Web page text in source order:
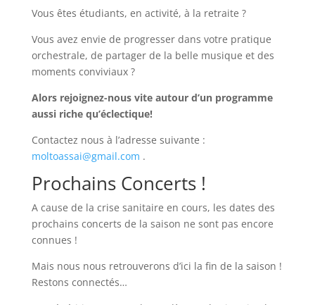
Vous êtes étudiants, en activité, à la retraite ?
Vous avez envie de progresser dans votre pratique
orchestrale, de partager de la belle musique et des
moments conviviaux ?
Alors rejoignez-nous vite autour d’un programme
aussi riche qu’éclectique!
Contactez nous à l’adresse suivante :
moltoassai@gmail.com .
Prochains Concerts !
A cause de la crise sanitaire en cours, les dates des
prochains concerts de la saison ne sont pas encore
connues !
Mais nous nous retrouverons d’ici la fin de la saison !
Restons connectés…